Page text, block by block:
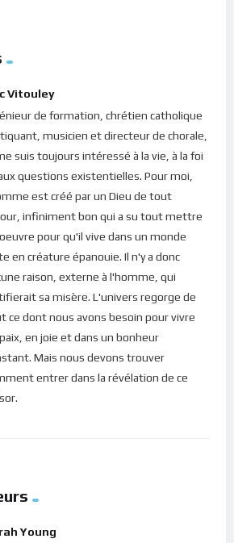
de l’Unique, l’Éternel, Dieu
la terre. Cela signifie que notre Dieu a
esprit (ou notre intellect). Dans notre
Amour et dans notre esprit, il met la
cette lumière qui procède de son Amour.
pour tout homme, à la fois la
nous avons la liberté de choisir Dieu
(qui est mort), et l’intelligence pour
d’élever notre intellect dans la lumière
apprendre la Divine Sagesse et arrimer
divin, nous choisissons la vie. Car ainsi,
par la lumière de Celui qui est
termes, nos pensées (qui appartiennent
conduites et constamment
de Dieu qui est le Divin Vrai. Saint-Paul
pensées sur tout ce qui est vrai, tout ce
notre homme intérieur est le monde
et du prochain, nous avons le ciel en
Vitouley
de formation, chrétien catholique
musicien et directeur de chorale,
suis toujours intéressé à la vie, à la foi
questions existentielles. Pour moi,
est créé par un Dieu de tout
infiniment bon qui a su tout mettre
pour qu'il vive dans un monde
en créature épanouie. Il n'y a donc
raison, externe à l'homme, qui
sa misère. L'univers regorge de
ce dont nous avons besoin pour vivre
en joie et dans un bonheur
Mais nous devons trouver
entrer dans la révélation de ce
Young